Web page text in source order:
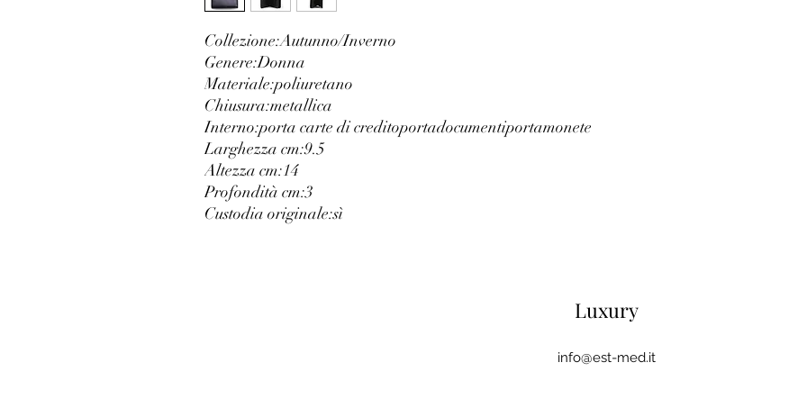
Collezione:Autunno/Inverno
Genere:Donna
Materiale:poliuretano
Chiusura:metallica
Interno:porta carte di creditoportadocumentiportamonete
Larghezza cm:9.5
Altezza cm:14
Profondità cm:3
Custodia originale:sì
Luxury
info@est-med.it